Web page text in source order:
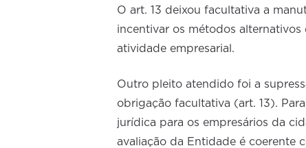
O art. 13 deixou facultativa a
incentivar os métodos
atividade empresarial.
Outro pleito atendido foi a
obrigação facultativa (art. 13).
jurídica para os empresários da
avaliação da Entidade é coerente